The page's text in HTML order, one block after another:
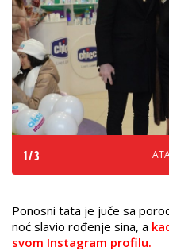
1 /3
Ponosni tata je juče sa
noć slavio rođenje sina, a
svom Instagram profilu.